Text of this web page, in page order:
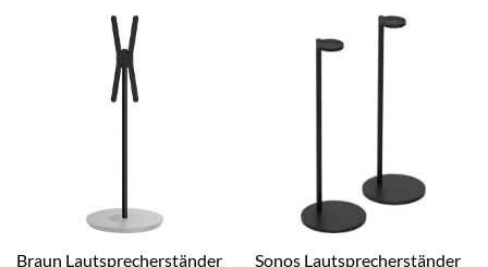
Braun Lautsprecherständer Sonos Lautsprecherständer